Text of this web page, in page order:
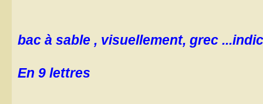
bac à sable , visuellement, grec
En 9 lettres